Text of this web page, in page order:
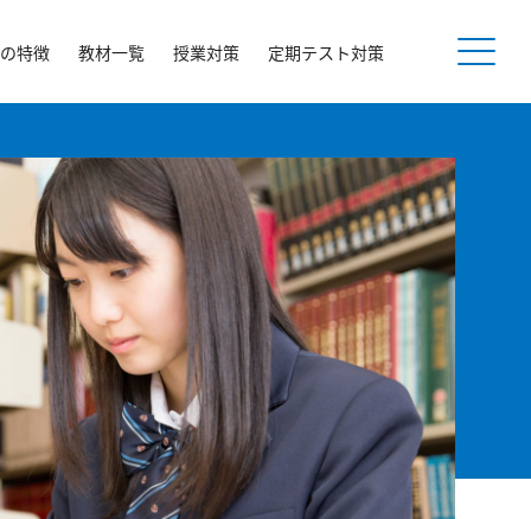
特徴 教材一覧 授業対策 定期テスト対策